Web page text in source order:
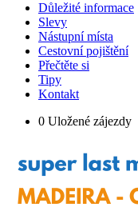
Důležité informace
Slevy
Nástupní místa
Cestovní pojištění
Přečtěte si
Tipy
Kontakt
0 Uložené zájezdy